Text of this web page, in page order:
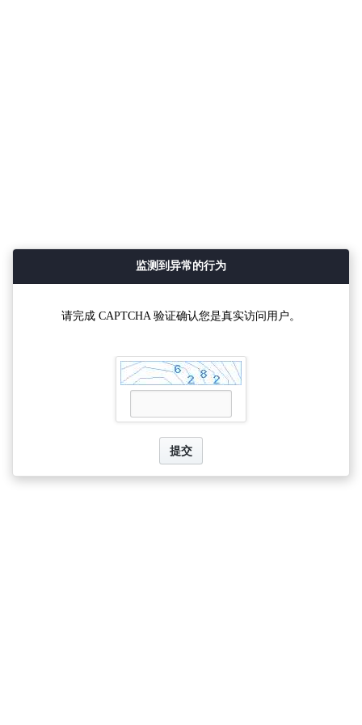
监测到异常的行为
请完成 CAPTCHA 验证确认您是真实访问用户。